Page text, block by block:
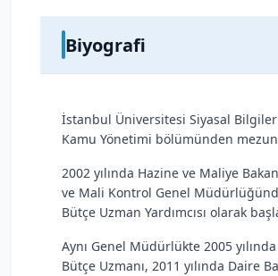
Biyografi
İstanbul Üniversitesi Siyasal
Kamu Yönetimi bölümünden
2002 yılında Hazine ve Maliye
ve Mali Kontrol Genel
Bütçe Uzman Yardımcısı olarak
Aynı Genel Müdürlükte 2005
Bütçe Uzmanı, 2011 yılında Daire